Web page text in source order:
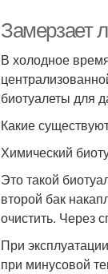
Замерзает
В холодное
биотуалеты для
Какие
Химический
Это такой
второй бак
очистить. Через
При
при минусовой